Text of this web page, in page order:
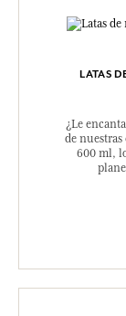
LATAS
¿Le
de nuestras
600 ml,